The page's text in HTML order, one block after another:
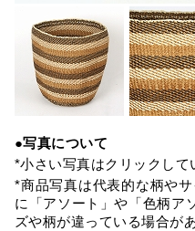
●写真について
*小さい写真はクリックして
*商品写真は代表的な柄や
に「アソート」や「色柄ア
ズや柄が違っている場合が